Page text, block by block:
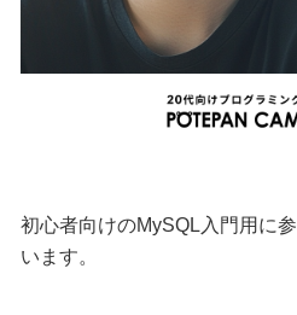
初心者向けのMySQL入門用に
います。